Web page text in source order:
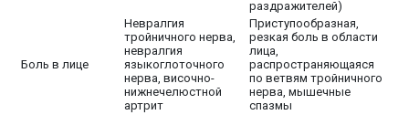
раздражителей)
Боль в лице
Невралгия
тройничного нерва,
невралгия
языкоглоточного
нерва, височно-
нижнечелюстной
артрит
Приступообразная,
резкая боль в области
лица,
распространяющаяся
по ветвям тройничного
нерва, мышечные
спазмы